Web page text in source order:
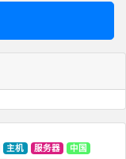
主机 服务器
中国